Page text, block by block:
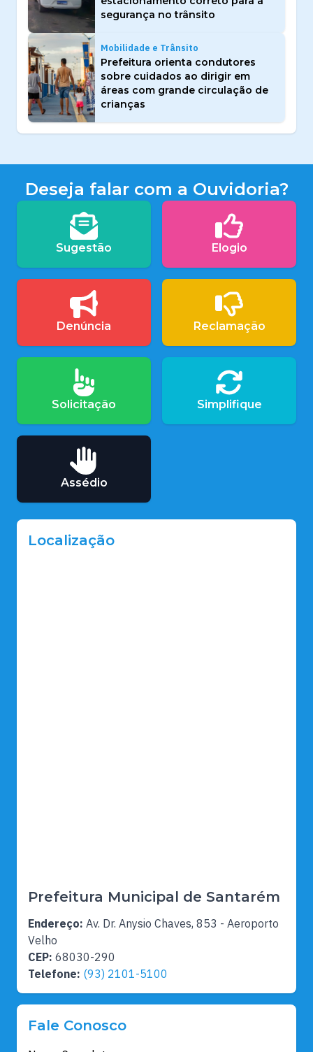
segurança no trânsito
Mobilidade e Trânsito
Prefeitura orienta condutores
sobre cuidados ao dirigir em
áreas com grande circulação de
crianças
Deseja falar com a Ouvidoria?
Sugestão Elogio
Denúncia Reclamação
Solicitação Simplifique
Assédio
Localização
Prefeitura Municipal de Santarém
Endereço: Av. Dr. Anysio Chaves, 853 - Aeroporto
Velho
CEP: 68030-290
Telefone: (93) 2101-5100
Fale Conosco